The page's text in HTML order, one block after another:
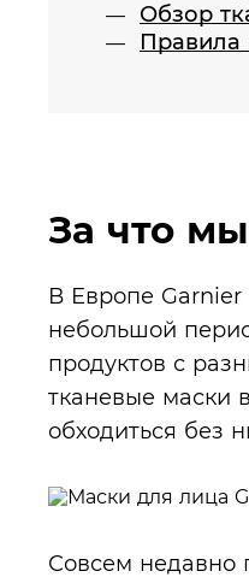
Обзор
Правила
За что
В Европе
небольшой
продуктов с
тканевые маски
обходиться без
Совсем недавно